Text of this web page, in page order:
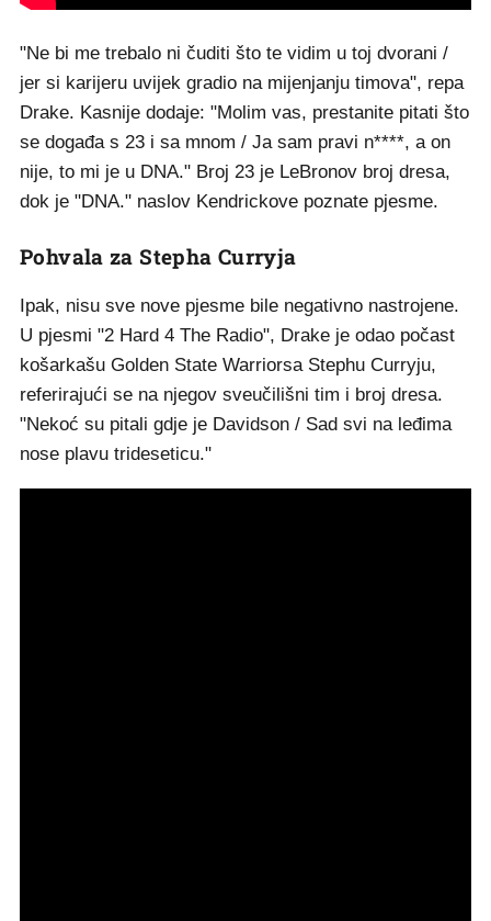
"Ne bi me trebalo ni čuditi što te vidim u toj dvorani /
jer si karijeru uvijek gradio na mijenjanju timova", repa
Drake. Kasnije dodaje: "Molim vas, prestanite pitati što
se događa s 23 i sa mnom / Ja sam pravi n****, a on
nije, to mi je u DNA." Broj 23 je LeBronov broj dresa,
dok je "DNA." naslov Kendrickove poznate pjesme.
Pohvala za Stepha Curryja
Ipak, nisu sve nove pjesme bile negativno nastrojene.
U pjesmi "2 Hard 4 The Radio", Drake je odao počast
košarkašu Golden State Warriorsa Stephu Curryju,
referirajući se na njegov sveučilišni tim i broj dresa.
"Nekoć su pitali gdje je Davidson / Sad svi na leđima
nose plavu trideseticu."